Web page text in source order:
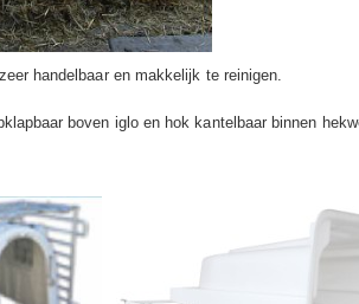
handelbaar en makkelijk te reinigen.
boven iglo en hok kantelbaar binnen